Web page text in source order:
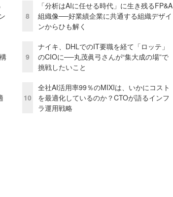
8
「分析はAIに任せる時代」に生き残るFP&A
組織像──好業績企業に共通する組織デザイ
ンからひも解く
9
ナイキ、DHLでのIT要職を経て「ロッテ」
のCIOに──丸茂眞弓さんが“集大成の場”で
挑戦したいこと
10
全社AI活用率99％のMIXIは、いかにコスト
を最適化しているのか？CTOが語るインフ
ラ運用戦略